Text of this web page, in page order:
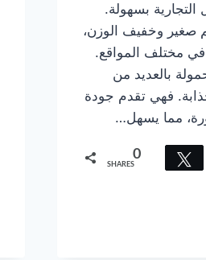
التجارية بسهولة.
صغير وخفيف الوزن،
في مختلف المواقع.
بالعديد من
فهي تقدم جودة
مما يسهل…
0
SHARES